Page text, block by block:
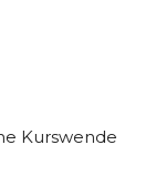
Kurswende